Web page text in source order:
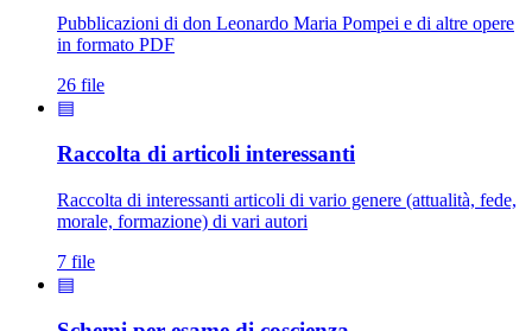
Pubblicazioni di don Leonardo Maria Pompei e di altre opere
in formato PDF
26 file
▤
Raccolta di articoli interessanti
Raccolta di interessanti articoli di vario genere (attualità, fede,
morale, formazione) di vari autori
7 file
▤